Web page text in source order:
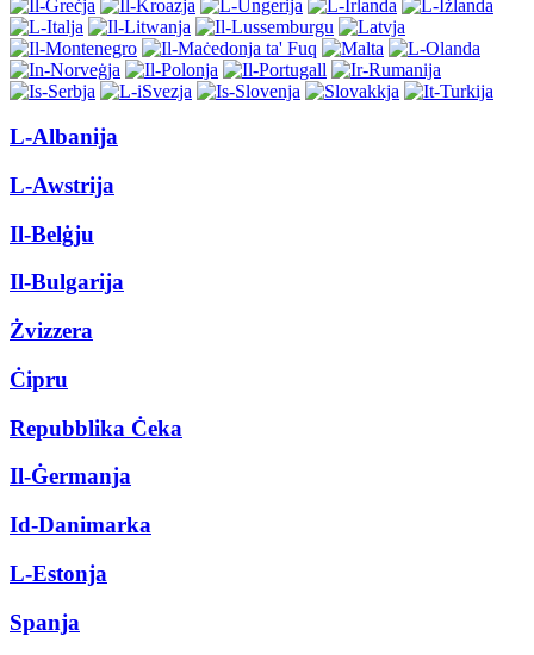
L-Albanija
L-Awstrija
Il-Belġju
Il-Bulgarija
Żvizzera
Ċipru
Repubblika Ċeka
Il-Ġermanja
Id-Danimarka
L-Estonja
Spanja